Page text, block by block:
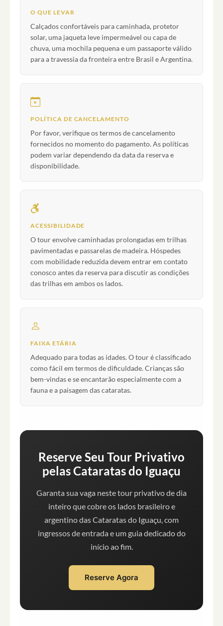
O QUE LEVAR
Calçados confortáveis para caminhada, protetor
solar, uma jaqueta leve impermeável ou capa de
chuva, uma mochila pequena e um passaporte válido
para a travessia da fronteira entre Brasil e Argentina.
POLÍTICA DE CANCELAMENTO
Por favor, verifique os termos de cancelamento
fornecidos no momento do pagamento. As políticas
podem variar dependendo da data da reserva e
disponibilidade.
ACESSIBILIDADE
O tour envolve caminhadas prolongadas em trilhas
pavimentadas e passarelas de madeira. Hóspedes
com mobilidade reduzida devem entrar em contato
conosco antes da reserva para discutir as condições
das trilhas em ambos os lados.
FAIXA ETÁRIA
Adequado para todas as idades. O tour é classificado
como fácil em termos de dificuldade. Crianças são
bem-vindas e se encantarão especialmente com a
fauna e a paisagem das cataratas.
Reserve Seu Tour Privativo
pelas Cataratas do Iguaçu
Garanta sua vaga neste tour privativo de dia
inteiro que cobre os lados brasileiro e
argentino das Cataratas do Iguaçu, com
ingressos de entrada e um guia dedicado do
início ao fim.
Reserve Agora